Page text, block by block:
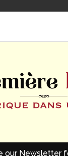
our Newsletter